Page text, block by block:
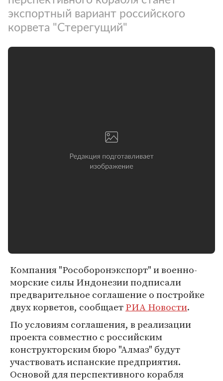
экспортный вариант российского
корвета "Стерегущий"
Компания "Рособоронэкспорт" и военно-
морские силы Индонезии подписали
предварительное соглашение о постройке
двух корветов, сообщаетРИА Новости.
По условиям соглашения, в реализации
проекта совместно с российским
конструкторским бюро "Алмаз" будут
участвовать испанские предприятия.
Основой для перспективного корабля